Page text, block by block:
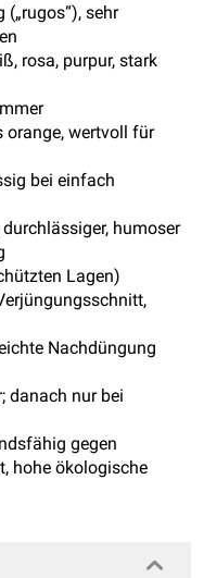
(„rugos“), sehr
rosa, purpur, stark
orange, wertvoll für
bei einfach
humoser
Lagen)
Nachdüngung
danach nur bei
gegen
hohe ökologische